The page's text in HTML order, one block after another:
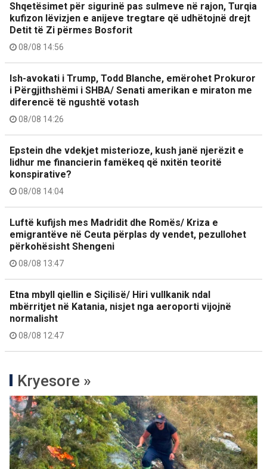
Shqetësimet për sigurinë pas sulmeve në rajon, Turqia
kufizon lëvizjen e anijeve tregtare që udhëtojnë drejt
Detit të Zi përmes Bosforit
08/08 14:56
Ish-avokati i Trump, Todd Blanche, emërohet Prokuror
i Përgjithshëmi i SHBA/ Senati amerikan e miraton me
diferencë të ngushtë votash
08/08 14:26
Epstein dhe vdekjet misterioze, kush janë njerëzit e
lidhur me financierin famëkeq që nxitën teoritë
konspirative?
08/08 14:04
Luftë kufijsh mes Madridit dhe Romës/ Kriza e
emigrantëve në Ceuta përplas dy vendet, pezullohet
përkohësisht Shengeni
08/08 13:47
Etna mbyll qiellin e Siçilisë/ Hiri vullkanik ndal
mbërritjet në Katania, nisjet nga aeroporti vijojnë
normalisht
08/08 12:47
Kryesore »